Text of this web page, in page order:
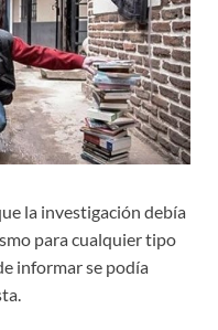
la investigación debía
para cualquier tipo
informar se podía